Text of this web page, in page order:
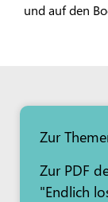
und auf den
Zur
Zur PDF
"Endlich